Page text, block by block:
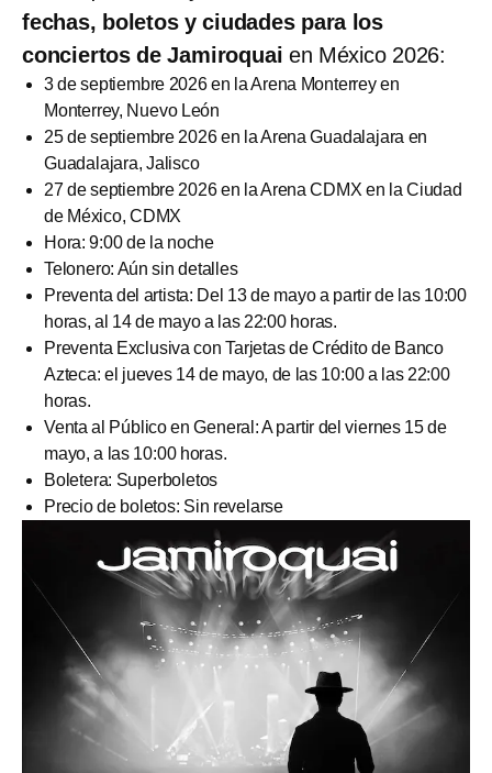
fechas, boletos y ciudades para los
conciertos de Jamiroquai en México 2026:
3 de septiembre 2026 en la Arena Monterrey en
Monterrey, Nuevo León
25 de septiembre 2026 en la Arena Guadalajara en
Guadalajara, Jalisco
27 de septiembre 2026 en la Arena CDMX en la Ciudad
de México, CDMX
Hora: 9:00 de la noche
Telonero: Aún sin detalles
Preventa del artista: Del 13 de mayo a partir de las 10:00
horas, al 14 de mayo a las 22:00 horas.
Preventa Exclusiva con Tarjetas de Crédito de Banco
Azteca: el jueves 14 de mayo, de las 10:00 a las 22:00
horas.
Venta al Público en General: A partir del viernes 15 de
mayo, a las 10:00 horas.
Boletera: Superboletos
Precio de boletos: Sin revelarse